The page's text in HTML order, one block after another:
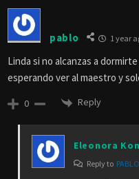
pablo 1 year
Linda si no alcanzas a
esperando ver al maestro y
0 Reply
Eleonora
Reply to PABLO